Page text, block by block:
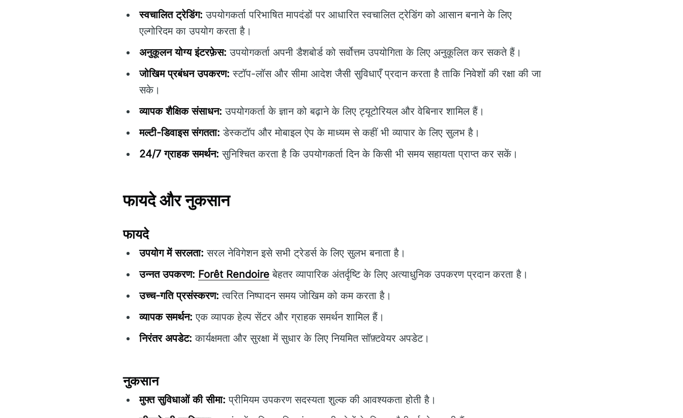
स्वचालित ट्रेडिंग: उपयोगकर्ता परिभाषित मापदंडों पर आधारित स्वचालित ट्रेडिंग को आसान बनाने के लिए
एल्गोरिदम का उपयोग करता है।
अनुकूलन योग्य इंटरफ़ेस: उपयोगकर्ता अपनी डैशबोर्ड को सर्वोत्तम उपयोगिता के लिए अनुकूलित कर सकते हैं।
जोखिम प्रबंधन उपकरण: स्टॉप-लॉस और सीमा आदेश जैसी सुविधाएँ प्रदान करता है ताकि निवेशों की रक्षा की जा
सके।
व्यापक शैक्षिक संसाधन: उपयोगकर्ता के ज्ञान को बढ़ाने के लिए ट्यूटोरियल और वेबिनार शामिल हैं।
मल्टी-डिवाइस संगतता: डेस्कटॉप और मोबाइल ऐप के माध्यम से कहीं भी व्यापार के लिए सुलभ है।
24/7 ग्राहक समर्थन: सुनिश्चित करता है कि उपयोगकर्ता दिन के किसी भी समय सहायता प्राप्त कर सकें।
फायदे और नुकसान
फायदे
उपयोग में सरलता: सरल नेविगेशन इसे सभी ट्रेडर्स के लिए सुलभ बनाता है।
उन्नत उपकरण: Forêt Rendoire बेहतर व्यापारिक अंतर्दृष्टि के लिए अत्याधुनिक उपकरण प्रदान करता है।
उच्च-गति प्रसंस्करण: त्वरित निष्पादन समय जोखिम को कम करता है।
व्यापक समर्थन: एक व्यापक हेल्प सेंटर और ग्राहक समर्थन शामिल हैं।
निरंतर अपडेट: कार्यक्षमता और सुरक्षा में सुधार के लिए नियमित सॉफ़्टवेयर अपडेट।
नुकसान
मुफ्त सुविधाओं की सीमा: प्रीमियम उपकरण सदस्यता शुल्क की आवश्यकता होती है।